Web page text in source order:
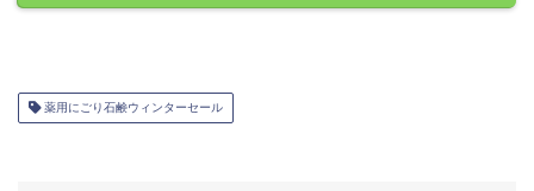
薬用にごり石鹸ウィンターセール